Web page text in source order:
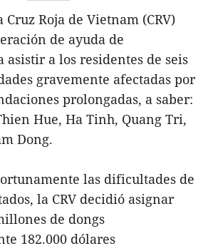
Roja de Vietnam (CRV)
de ayuda de
asistir a los residentes de seis
gravemente afectadas por
prolongadas, a saber:
Hue, Ha Tinh, Quang Tri,
Dong.
las dificultades de
la CRV decidió asignar
de dongs
182.000 dólares